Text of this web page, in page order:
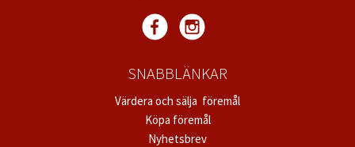
SNABBLÄNKAR
Värdera och sälja föremål
Köpa föremål
Nyhetsbrev